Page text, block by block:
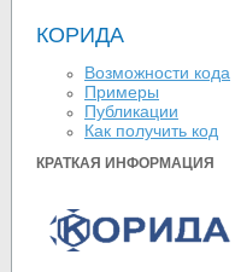
КОРИДА
Возможности кода
Примеры
Публикации
Как получить код
КРАТКАЯ ИНФОРМАЦИЯ